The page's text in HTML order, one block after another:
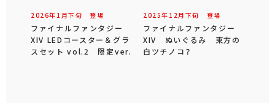
2026年 1 月下旬 登場
ファイナルファンタジー
XIV LEDコースター＆グラ
スセット vol.2 限定ver.
2025年 12 月 下旬 登場
ファイナルファンタジー
XIV ぬいぐるみ 東方の
白ツチノコ？